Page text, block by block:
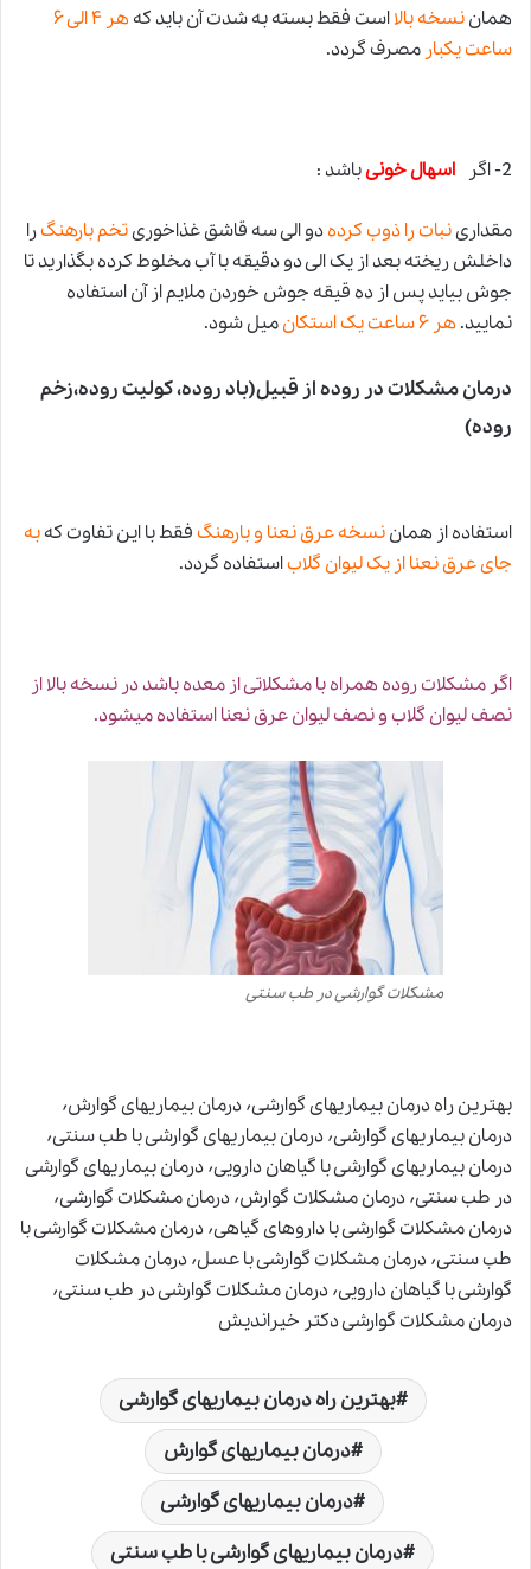
هماننسخه بالااست فقط بسته به شدت آن باید که
هر ۴ الی ۶
ساعت یکبار مصرف گردد.
2- اگر اسهال خونیباشد :
مقدارینبات را ذوب کردهدو الی سه قاشق غذاخوریتخم بارهنگرا
داخلش ریخته بعد از یک الی دو دقیقه با آب مخلوط کرده بگذارید تا
جوش بیاید پس از ده قیقه جوش خوردن ملایم از آن استفاده
نمایید. هر ۶ ساعت یک استکان میل شود.
درمان مشکلات در روده از قبیل(باد روده، کولیت روده،زخم
روده)
استفاده از هماننسخه عرق نعنا و بارهنگفقط با این تفاوت کهبه
جای عرق نعنا از یک لیوان گلاباستفاده گردد.
اگر مشکلات روده همراه با مشکلاتی از معده باشد در نسخه بالا از
نصف لیوان گلاب و نصف لیوان عرق نعنا استفاده میشود.
مشکلات گوارشی در طب سنتی
بهترین راه درمان بیماریهای گوارشی٬ درمان بیماریهای گوارش٬
درمان بیماریهای گوارشی٬ درمان بیماریهای گوارشی با طب سنتی٬
درمان بیماریهای گوارشی با گیاهان دارویی٬ درمان بیماریهای گوارشی
در طب سنتی٬ درمان مشکلات گوارش٬ درمان مشکلات گوارشی٬
درمان مشکلات گوارشی با داروهای گیاهی٬ درمان مشکلات گوارشی با
طب سنتی٬ درمان مشکلات گوارشی با عسل٬ درمان مشکلات
گوارشی با گیاهان دارویی٬ درمان مشکلات گوارشی در طب سنتی٬
درمان مشکلات گوارشی دکتر خیراندیش
بهترین راه درمان بیماریهای گوارشی
درمان بیماریهای گوارش
درمان بیماریهای گوارشی
درمان بیماریهای گوارشی با طب سنتی